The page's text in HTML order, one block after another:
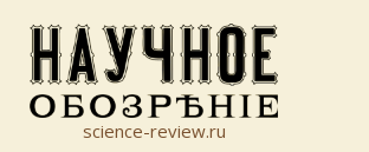
science-review.ru